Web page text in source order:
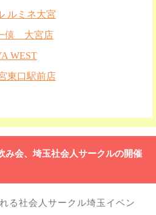
ルミネ大宮
僖 大宮店
WEST
東口駅前店
み会、埼玉社会人サークルの開催
る社会人サークル埼玉イベン